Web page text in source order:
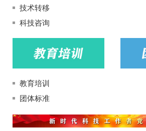
技术转移
科技咨询
教育培训
团体标准